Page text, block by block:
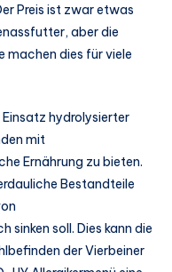
Preis ist zwar etwas
aber die
machen dies für viele
hydrolysierter
mit
Ernährung zu bieten.
Bestandteile
sinken soll. Dies kann die
der Vierbeiner